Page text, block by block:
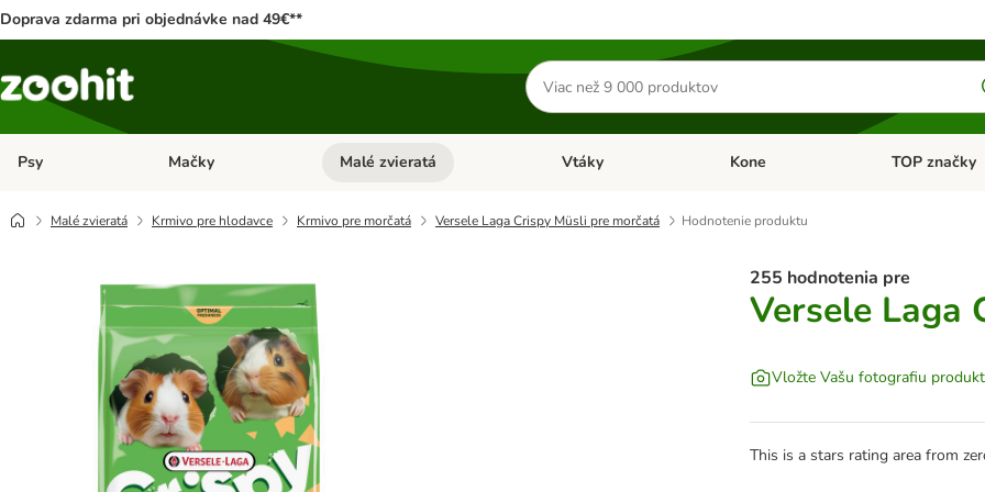
Doprava zdarma pri objednávke nad 49€**
Hľadať
produkty
Psy Otvoriť menu: Psy
Mačky Otvoriť menu: Mačky
Malé zvieratá Otvoriť menu: Malé zvieratá
Vtáky Otvoriť menu: Vtáky
Kone Otvoriť menu:
TOP značky
Malé zvieratá Krmivo pre hlodavce Krmivo pre morčatá Versele Laga Crispy Müsli pre morčatá Hodnotenie produktu
255 hodnotenia pre
Versele Laga
Vložte Vašu fotografiu
This is a stars rating area from